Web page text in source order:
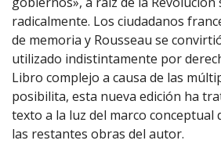
radicalmente. Los ciudadanos
de memoria y Rousseau se
utilizado indistintamente por
Libro complejo a causa de las
posibilita, esta nueva edición ha
texto a la luz del marco conceptual
las restantes obras del autor.